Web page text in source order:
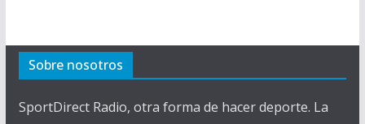
Sobre nosotros
SportDirect Radio, otra forma de hacer deporte. La